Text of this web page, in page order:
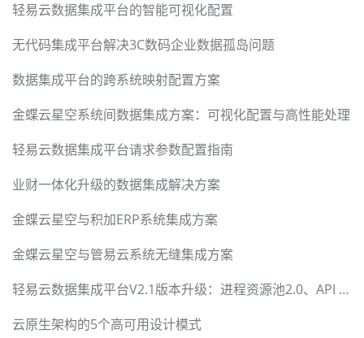
轻易云数据集成平台的智能可视化配置
无代码集成平台解决3C数码企业数据孤岛问题
数据集成平台的跨系统映射配置方案
金蝶云星空系统间数据集成方案：可视化配置与高性能处理
轻易云数据集成平台请求参数配置指南
业财一体化升级的数据集成解决方案
金蝶云星空与积加ERP系统集成方案
金蝶云星空与管易云系统无缝集成方案
轻易云数据集成平台V2.1版本升级：进程资源池2.0、API Gateway 2.0和数据聚合报表2.0
云原生架构的5个高可用设计模式